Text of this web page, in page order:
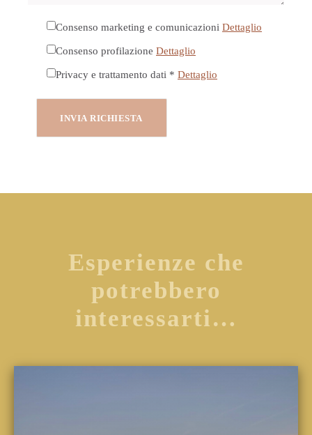
Consenso marketing e comunicazioni Dettaglio
Consenso profilazione Dettaglio
Privacy e trattamento dati * Dettaglio
Esperienze che
potrebbero
interessarti…